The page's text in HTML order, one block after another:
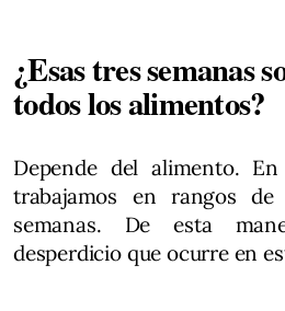
¿Esas tres semanas
todos los alimentos?
Depende del alimento.
trabajamos en rangos
semanas. De esta
desperdicio que ocurre en